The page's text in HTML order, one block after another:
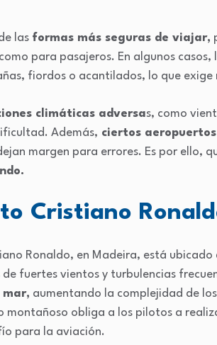
las formas más seguras de viajar,
para pasajeros. En algunos casos,
fiordos o acantilados, lo que
climáticas adversas, como
Además, ciertos
margen para errores. Es por ello,
Cristiano
Ronaldo, en Madeira, está ubicado
fuertes vientos y turbulencias
mar, aumentando la complejidad de
montañoso obliga a los pilotos a
para la aviación.